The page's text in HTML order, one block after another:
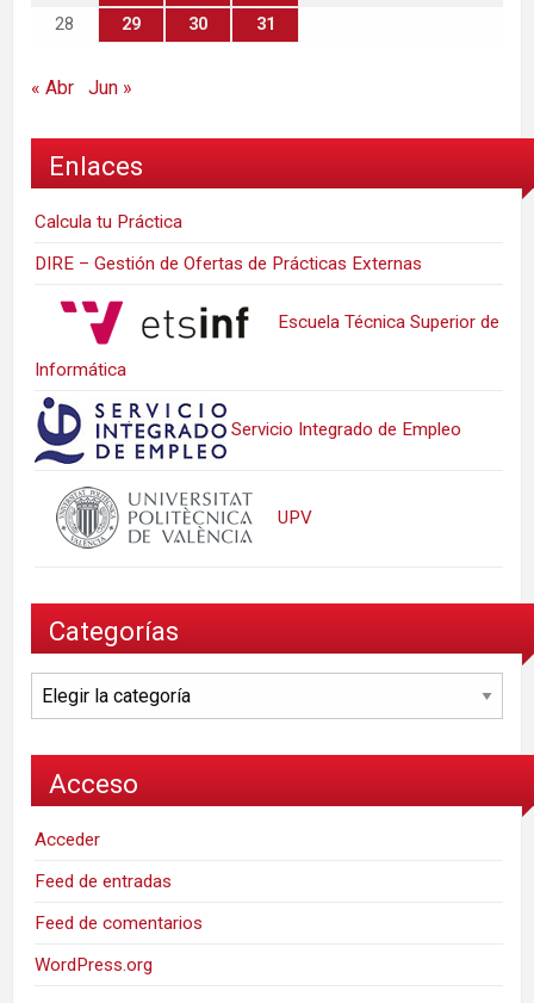
28
29 30 31
« Abr Jun »
Enlaces
Calcula tu Práctica
DIRE – Gestión de Ofertas de Prácticas Externas
Escuela Técnica Superior de
Informática
Servicio Integrado de Empleo
UPV
Categorías
Categorías
Acceso
Acceder
Feed de entradas
Feed de comentarios
WordPress.org